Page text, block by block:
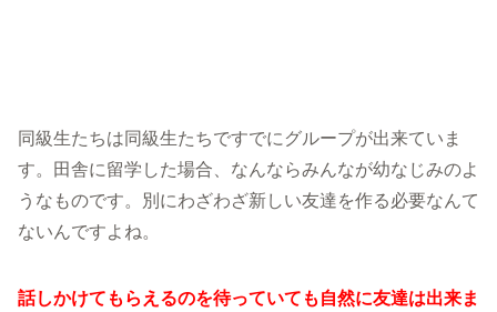
同級生たちは同級生たちですでにグループが出来ていま
す。田舎に留学した場合、なんならみんなが幼なじみのよ
うなものです。別にわざわざ新しい友達を作る必要なんて
ないんですよね。
話しかけてもらえるのを待っていても自然に友達は出来ま